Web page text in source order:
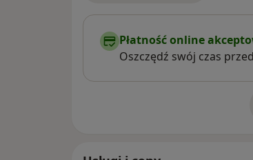
Płatność online
Oszczędź swój czas